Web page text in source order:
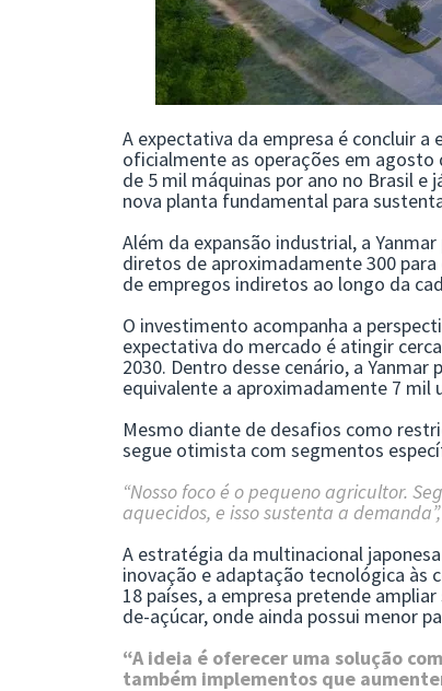
A expectativa da empresa é concluir
oficialmente as operações em
de 5 mil máquinas por ano no Brasil e
nova planta fundamental para
Além da expansão industrial, a
diretos de aproximadamente 300
de empregos indiretos ao longo da
O investimento acompanha a
expectativa do mercado é atingir
2030. Dentro desse cenário, a
equivalente a aproximadamente 7 mil
Mesmo diante de desafios como
segue otimista com segmentos
“Nosso foco é o pequeno agricultor.
aquecidos, e isso sustenta a
A estratégia da multinacional
inovação e adaptação tecnológica às
18 países, a empresa pretende
de-açúcar, onde ainda possui menor
“A ideia é oferecer uma solução
também implementos que